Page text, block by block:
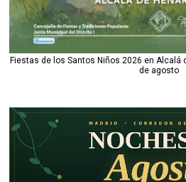
Fiestas de los Santos Niños 2026 en Alcalá
de agosto